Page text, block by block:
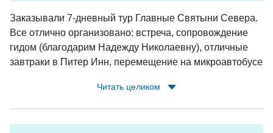
месте в момент приезда а Парк)
- Троллей (Zip-line): 400 м., Максимальный вес: 120 кг.
Заказывали 7-дневный тур Главные Святыни Севера.
Все отлично организовано: встреча, сопровождение
гидом (благодарим Надежду Николаевну), отличные
завтраки в Питер Инн, перемещение на микроавтобусе
распланирован - посмотрели все значимые
Читать целиком